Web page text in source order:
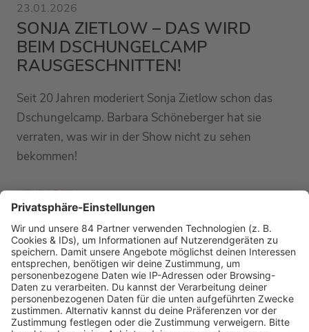
23.01.2026
SONJA ZIETLOW – DAS WIRD
BEIM DSCHUNGELCAMP
RAUSGESCHNITTEN!
Seit 20 Jahren moderiert Sonja Zietlow schon das
Dschungelcamp. Barbara Schöneberger hat sie
verraten, was wir in der Show nicht zu sehen
bekommen!
MEHR LESEN
PODCAST-GÄSTE: MEHR NEWS